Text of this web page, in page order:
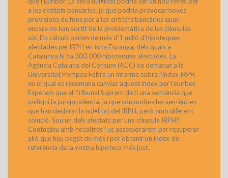
a les entitats bancàries, ja que podria provocar noves
provisions de fons per a les entitats bancàries quan
encara no han sortit de la problemàtica de les clàusules
sòl. Els càlculs parlen de més d’1 milió d’hipoteques
afectades pel IRPH en tota Espanya, dels quals a
Catalunya hi ha 300.000 hipoteques afectades. La
Agència Catalana del Consum (ACC) va demanar a la
Universitat Pompeu Fabra un informe sobre l’índex IRPH
en el qual es recomana canviar aquest índex per l’euríbor.
Esperem que el Tribunal Suprem dicti una sentència que
unifiqui la jurisprudència, ja que són moltes les sentències
que han declarat la nul•litat del IRPH, però amb diferent
solució. Sou un dels afectats per una clàusula IRPH?
Contacteu amb nosaltres i us assessorarem per recuperar
allò que heu pagat de més i per obtenir un índex de
referència de la vostra hipoteca més just.